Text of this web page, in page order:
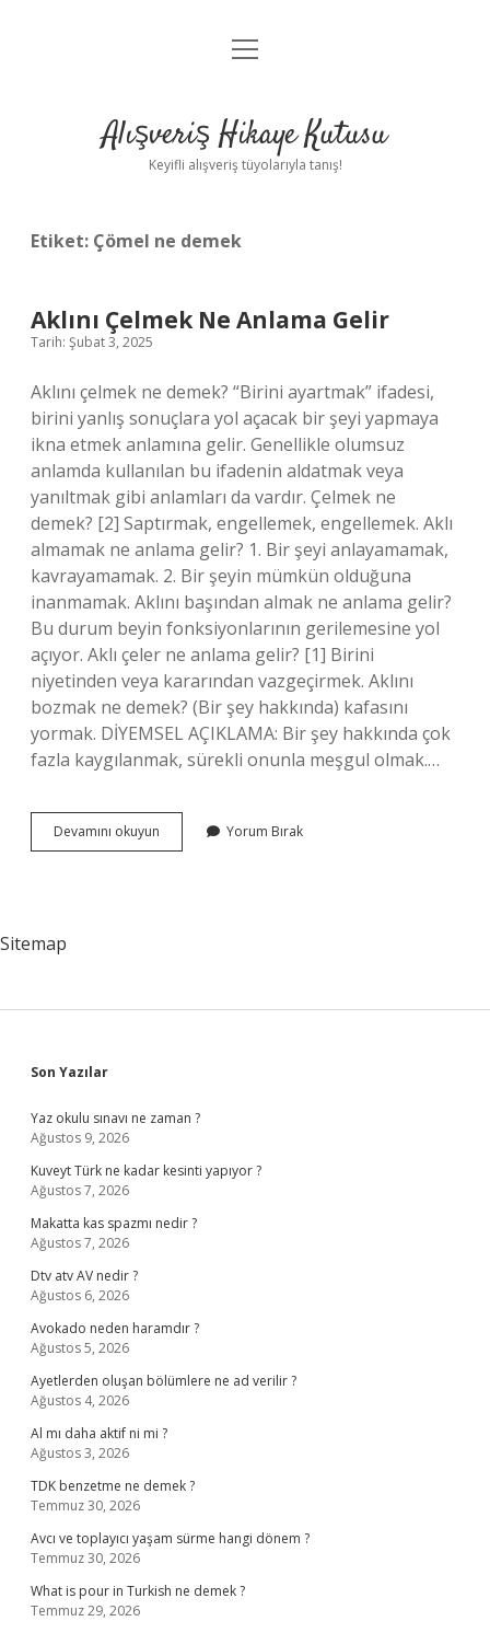
Anasayfa
Yasal Uyarı
menüyü
Alışveriş Hikaye Kutusu
Keyifli alışveriş tüyolarıyla tanış!
Etiket: Çömel ne demek
Aklını Çelmek Ne Anlama Gelir
Tarih: Şubat 3, 2025
Aklını çelmek ne demek? “Birini ayartmak” ifadesi,
birini yanlış sonuçlara yol açacak bir şeyi yapmaya
ikna etmek anlamına gelir. Genellikle olumsuz
anlamda kullanılan bu ifadenin aldatmak veya
yanıltmak gibi anlamları da vardır. Çelmek ne
demek? [2] Saptırmak, engellemek, engellemek. Aklı
almamak ne anlama gelir? 1. Bir şeyi anlayamamak,
kavrayamamak. 2. Bir şeyin mümkün olduğuna
inanmamak. Aklını başından almak ne anlama gelir?
Bu durum beyin fonksiyonlarının gerilemesine yol
açıyor. Aklı çeler ne anlama gelir? [1] Birini
niyetinden veya kararından vazgeçirmek. Aklını
bozmak ne demek? (Bir şey hakkında) kafasını
yormak. DİYEMSEL AÇIKLAMA: Bir şey hakkında çok
fazla kaygılanmak, sürekli onunla meşgul olmak.…
Devamını okuyun
Çelmek
Yorum Bırak
Sitemap
Sidebar
Son Yazılar
Yaz okulu sınavı ne zaman ?
Ağustos 9, 2026
Kuveyt Türk ne kadar kesinti yapıyor ?
Ağustos 7, 2026
Makatta kas spazmı nedir ?
Ağustos 7, 2026
Dtv atv AV nedir ?
Ağustos 6, 2026
Avokado neden haramdır ?
Ağustos 5, 2026
Ayetlerden oluşan bölümlere ne ad verilir ?
Ağustos 4, 2026
Al mı daha aktif ni mi ?
Ağustos 3, 2026
TDK benzetme ne demek ?
Temmuz 30, 2026
Avcı ve toplayıcı yaşam sürme hangi dönem ?
Temmuz 30, 2026
What is pour in Turkish ne demek ?
Temmuz 29, 2026